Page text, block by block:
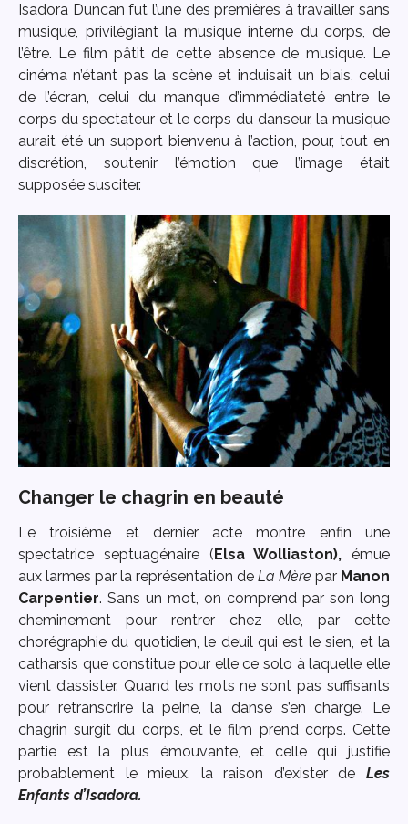
Isadora Duncan fut l’une des premières à travailler sans
musique, privilégiant la musique interne du corps, de
l’être. Le film pâtit de cette absence de musique. Le
cinéma n’étant pas la scène et induisait un biais, celui
de l’écran, celui du manque d’immédiateté entre le
corps du spectateur et le corps du danseur, la musique
aurait été un support bienvenu à l’action, pour, tout en
discrétion, soutenir l’émotion que l’image était
supposée susciter.
Changer le chagrin en beauté
Le troisième et dernier acte montre enfin une
spectatrice septuagénaire (Elsa Wolliaston), émue
aux larmes par la représentation de La Mère par Manon
Carpentier. Sans un mot, on comprend par son long
cheminement pour rentrer chez elle, par cette
chorégraphie du quotidien, le deuil qui est le sien, et la
catharsis que constitue pour elle ce solo à laquelle elle
vient d’assister. Quand les mots ne sont pas suffisants
pour retranscrire la peine, la danse s’en charge. Le
chagrin surgit du corps, et le film prend corps. Cette
partie est la plus émouvante, et celle qui justifie
probablement le mieux, la raison d’exister de Les
Enfants d’Isadora.